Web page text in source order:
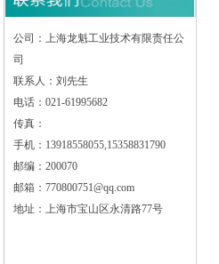
公司：上海龙魁工业技术有限责任公
司
联系人：刘先生
电话：021-61995682
传真：
手机：13918558055,15358831790
邮编：200070
邮箱：770800751@qq.com
地址：上海市宝山区永清路77号